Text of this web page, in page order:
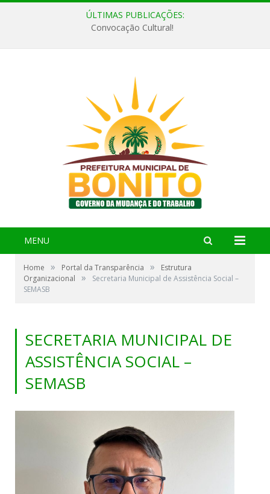
ÚLTIMAS PUBLICAÇÕES:
Convocação Cultural!
MENU
Home » Portal da Transparência »
Estrutura
Organizacional
»
Secretaria Municipal de Assistência Social –
SEMASB
SECRETARIA MUNICIPAL DE
ASSISTÊNCIA SOCIAL –
SEMASB